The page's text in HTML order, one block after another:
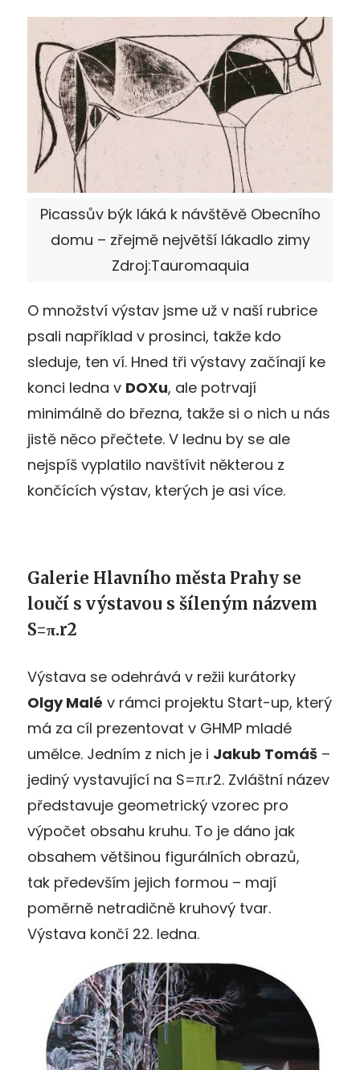
Picassův býk láká k návštěvě Obecního
domu – zřejmě největší lákadlo zimy
Zdroj:Tauromaquia
O množství výstav jsme už v naší rubrice
psali například v prosinci, takže kdo
sleduje, ten ví. Hned tři výstavy začínají ke
konci ledna v DOXu, ale potrvají
minimálně do března, takže si o nich u nás
jistě něco přečtete. V lednu by se ale
nejspíš vyplatilo navštívit některou z
končících výstav, kterých je asi více.
Galerie Hlavního města Prahy se
loučí s výstavou s šíleným názvem
S=π.r2
Výstava se odehrává v režii kurátorky
Olgy Malé v rámci projektu Start-up, který
má za cíl prezentovat v GHMP mladé
umělce. Jedním z nich je i Jakub Tomáš –
jediný vystavující na S=π.r2. Zvláštní název
představuje geometrický vzorec pro
výpočet obsahu kruhu. To je dáno jak
obsahem většinou figurálních obrazů,
tak především jejich formou – mají
poměrně netradičně kruhový tvar.
Výstava končí 22. ledna.